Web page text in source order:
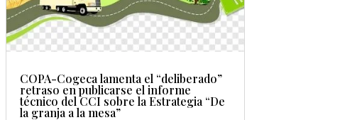
COPA-Cogeca lamenta el “deliberado”
retraso en publicarse el informe
técnico del CCI sobre la Estrategia “De
la granja a la mesa”